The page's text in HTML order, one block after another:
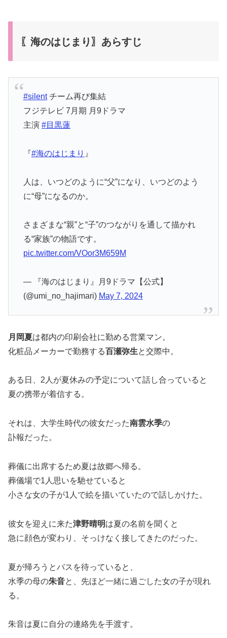
〖海のはじまり〗あらすじ
#silentチーム再び集結
フジテレビ 7月期 月9ドラマ
主演 #目黒蓮
『#海のはじまり 』
人は、いつどのように“父”になり、いつどのよう
に“母”になるのか。
さまざまな“親”と“子”のつながりを通して描かれ
る“家族”の物語です。
pic.twitter.com/VOor3M659M
— 『海のはじまり』月9ドラマ【公式】
(@umi_no_hajimari) May 7, 2024
月岡夏は都内の印刷会社に勤める営業マン。
化粧品メーカーで勤務する百瀬弥生と交際中。
ある日、2人が夏休みの予定について話し合っていると
夏の携帯が着信する。
それは、大学生時代の彼女だった南雲水季の
訃報だった。
葬儀に出席するため夏は故郷へ帰る。
葬儀場で1人思いを馳せていると
小さな女の子が1人で絵を描いていたので話しかけた。
彼女を迎えに来た津野晴明は夏の名前を聞くと
急に顔色が変わり、そっけなく接してきたのだった。
夏が帰ろうとバスを待っていると、
水季の母の朱音と、先ほど一緒に過ごした女の子が現れ
る。
朱音は夏に自分の連絡先を手渡す。